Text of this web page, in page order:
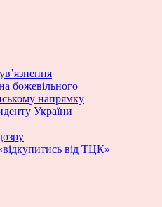
божевільного
напрямку
України
від ТЦК»